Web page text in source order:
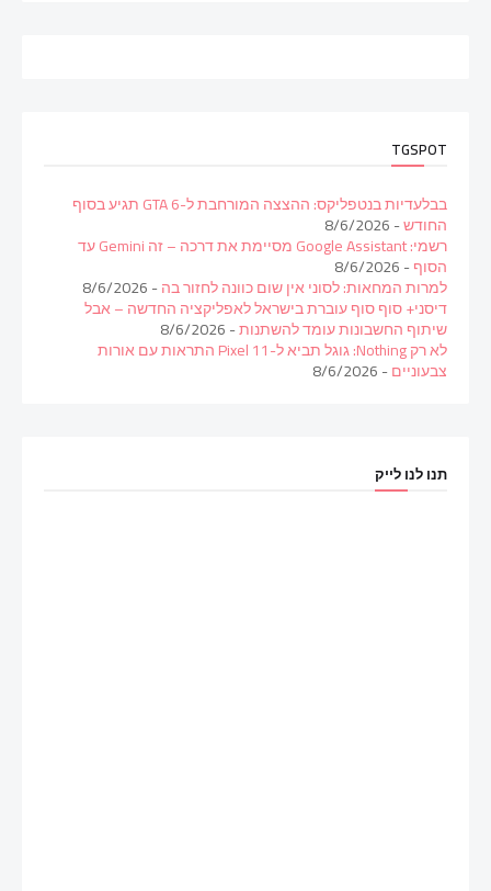
TGSPOT
בבלעדיות בנטפליקס: ההצצה המורחבת ל-GTA 6 תגיע בסוף
החודש- 8/6/2026
רשמי: Google Assistant מסיימת את דרכה – זה Gemini עד
הסוף- 8/6/2026
למרות המחאות: לסוני אין שום כוונה לחזור בה- 8/6/2026
דיסני+ סוף סוף עוברת בישראל לאפליקציה החדשה – אבל
שיתוף החשבונות עומד להשתנות- 8/6/2026
לא רק Nothing: גוגל תביא ל-Pixel 11 התראות עם אורות
צבעוניים- 8/6/2026
תנו לנו לייק